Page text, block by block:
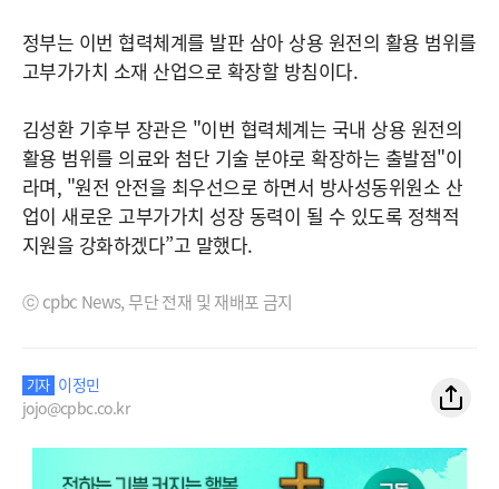
정부는 이번 협력체계를 발판 삼아 상용 원전의 활용 범위를
고부가가치 소재 산업으로 확장할 방침이다.
김성환 기후부 장관은 "이번 협력체계는 국내 상용 원전의
활용 범위를 의료와 첨단 기술 분야로 확장하는 출발점"이
라며, "원전 안전을 최우선으로 하면서 방사성동위원소 산
업이 새로운 고부가가치 성장 동력이 될 수 있도록 정책적
지원을 강화하겠다”고 말했다.
ⓒ cpbc News, 무단 전재 및 재배포 금지
기자 이정민
jojo@cpbc.co.kr